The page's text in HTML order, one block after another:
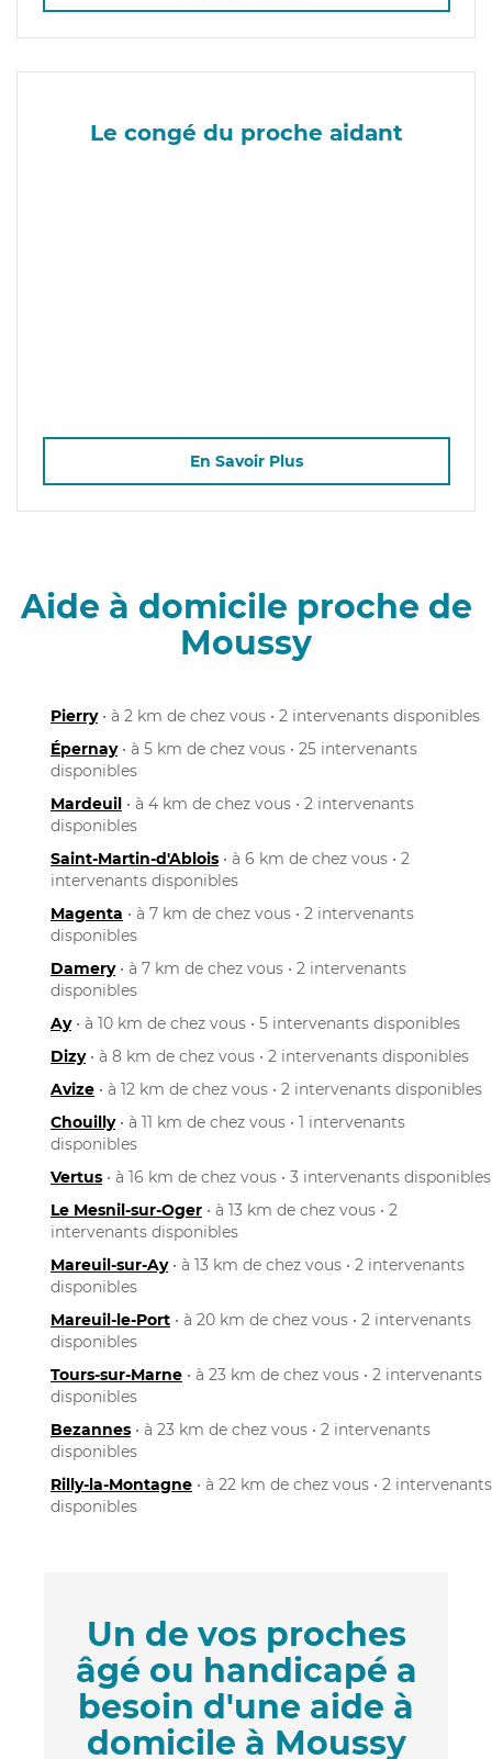
Le congé du proche aidant
En Savoir Plus
Aide à domicile proche de
Moussy
Pierry• à 2 km de chez vous • 2 intervenants disponibles
Épernay• à 5 km de chez vous • 25 intervenants
disponibles
Mardeuil • à 4 km de chez vous • 2 intervenants
disponibles
Saint-Martin-d'Ablois • à 6 km de chez vous • 2
intervenants disponibles
Magenta • à 7 km de chez vous • 2 intervenants
disponibles
Damery• à 7 km de chez vous • 2 intervenants
disponibles
Ay• à 10 km de chez vous • 5 intervenants disponibles
Dizy• à 8 km de chez vous • 2 intervenants disponibles
Avize • à 12 km de chez vous • 2 intervenants disponibles
Chouilly• à 11 km de chez vous • 1 intervenants
disponibles
Vertus • à 16 km de chez vous • 3 intervenants disponibles
Le Mesnil-sur-Oger • à 13 km de chez vous • 2
intervenants disponibles
Mareuil-sur-Ay• à 13 km de chez vous • 2 intervenants
disponibles
Mareuil-le-Port • à 20 km de chez vous • 2 intervenants
disponibles
Tours-sur-Marne • à 23 km de chez vous • 2 intervenants
disponibles
Bezannes • à 23 km de chez vous • 2 intervenants
disponibles
Rilly-la-Montagne • à 22 km de chez vous • 2 intervenants
disponibles
Un de vos proches
âgé ou handicapé a
besoin d'une aide à
domicile à Moussy